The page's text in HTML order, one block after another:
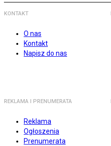
KONTAKT
O nas
Kontakt
Napisz do nas
REKLAMA I PRENUMERATA
Reklama
Ogłoszenia
Prenumerata